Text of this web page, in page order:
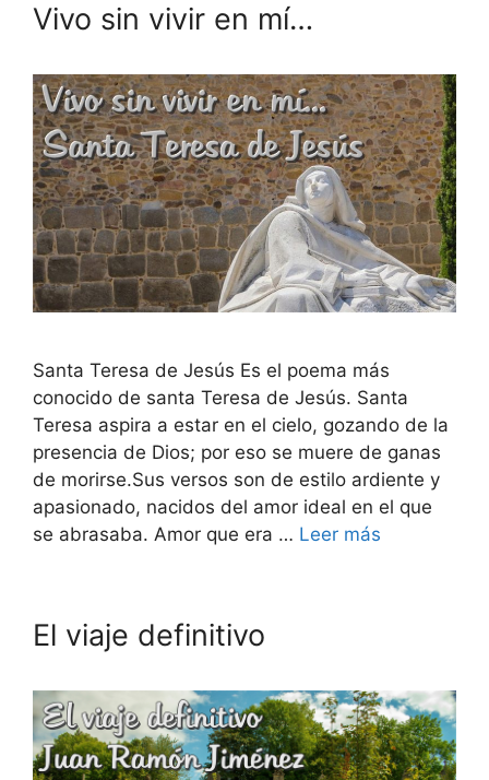
Vivo sin vivir en mí…
Santa Teresa de Jesús Es el poema más
conocido de santa Teresa de Jesús. Santa
Teresa aspira a estar en el cielo, gozando de la
presencia de Dios; por eso se muere de ganas
de morirse.Sus versos son de estilo ardiente y
apasionado, nacidos del amor ideal en el que
se abrasaba. Amor que era … Leer más
El viaje definitivo